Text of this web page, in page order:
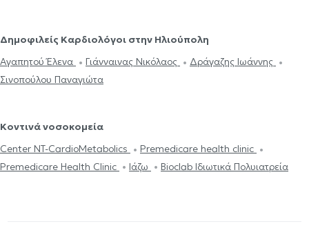
Δημοφιλείς Καρδιολόγοι στην Ηλιούπολη
Αγαπητού Έλενα
Γιάνναινας Νικόλαος
Δράγαζης Ιωάννης
Σινοπούλου Παναγιώτα
Κοντινά νοσοκομεία
Center NT-CardioMetabolics
Premedicare health clinic
Premedicare Health Clinic
Ιάζω Bioclab Ιδιωτικά Πολυιατρεία